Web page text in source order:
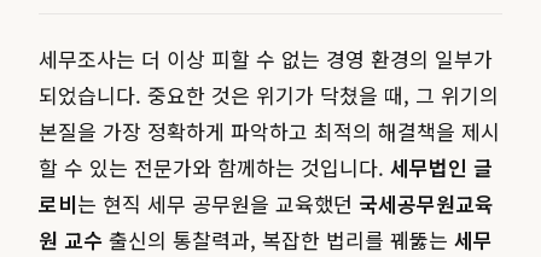
세무조사는 더 이상 피할 수 없는 경영 환경의 일부가
되었습니다. 중요한 것은 위기가 닥쳤을 때, 그 위기의
본질을 가장 정확하게 파악하고 최적의 해결책을 제시
할 수 있는 전문가와 함께하는 것입니다. 세무법인 글
로비는 현직 세무 공무원을 교육했던 국세공무원교육
원 교수 출신의 통찰력과, 복잡한 법리를 꿰뚫는 세무